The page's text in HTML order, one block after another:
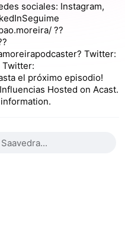
sociales: Instagram,
??
Twitter:
el próximo episodio!
Hosted on Acast.